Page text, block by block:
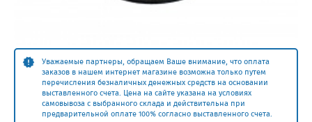
Уважаемые партнеры, обращаем Ваше внимание, что оплата
заказов в нашем интернет магазине возможна только путем
перечисления безналичных денежных средств на основании
выставленного счета. Цена на сайте указана на условиях
самовывоза с выбранного склада и действительна при
предварительной оплате 100% согласно выставленного счета.